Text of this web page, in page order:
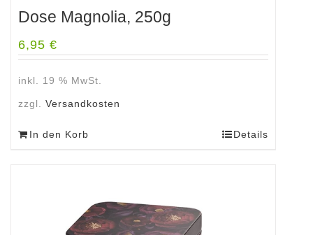
Dose Magnolia, 250g
6,95 €
inkl. 19 % MwSt.
zzgl. Versandkosten
In den Korb Details